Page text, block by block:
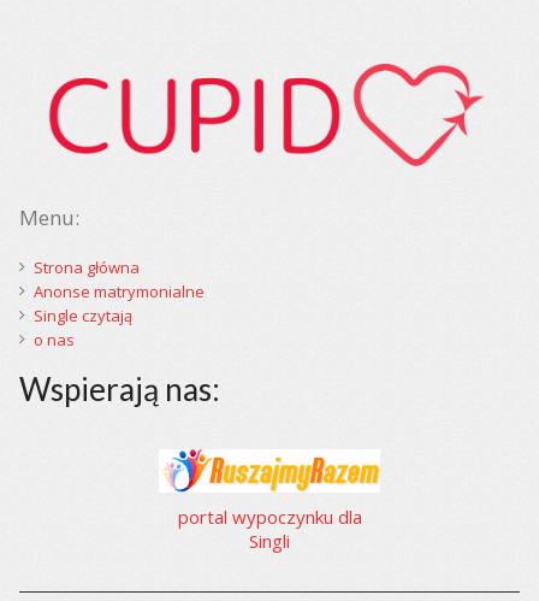
Menu:
Strona główna
Anonse matrymonialne
Single czytają
o nas
Wspierają nas:
portal wypoczynku dla
Singli